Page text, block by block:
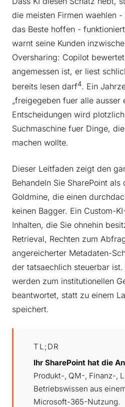
die meisten Firmen waehlen
das Beste hoffen -
warnt seine Kunden
Oversharing: Copilot
angemessen ist, er liest
bereits lesen darf4. Ein
„freigegeben fuer alle ausser
Entscheidungen wird
Suchmaschine fuer Dinge,
machen wollte.
Dieser Leitfaden zeigt den
Behandeln Sie SharePoint
Goldmine, die einen
keinen Bagger. Ein Custom-
Inhalten, die Sie ohnehin
Retrieval, Rechten zum
angereicherter Metadaten-
der tatsaechlich steuerbar
werden zum institutionellen
beantwortet, statt zu einem
speichert.
TL;DR
Ihr SharePoint hat die
Produkt-, QM-, Finanz-,
Betriebswissen aus
Microsoft-365-Nutzung.